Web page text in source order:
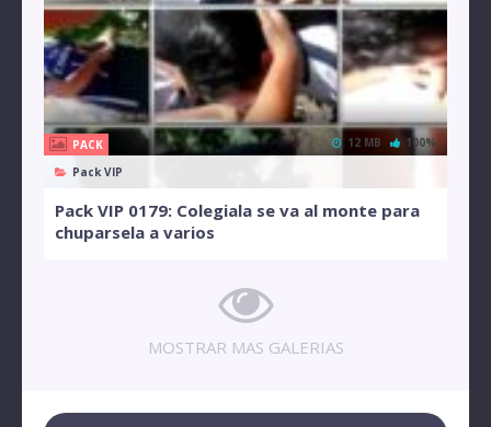
PACK
Pack VIP
12 MB 100%
Pack VIP 0179: Colegiala se va al monte para
chuparsela a varios
MOSTRAR MAS GALERIAS